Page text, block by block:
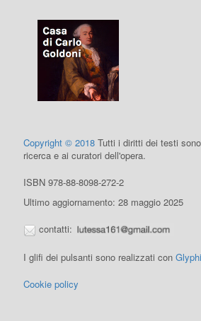
Copyright © 2018 Tutti i diritti dei testi
ricerca e ai curatori dell'opera.
ISBN 978-88-8098-272-2
Ultimo aggiornamento: 28 maggio 2025
contatti:
I glifi dei pulsanti sono realizzati con
Cookie policy